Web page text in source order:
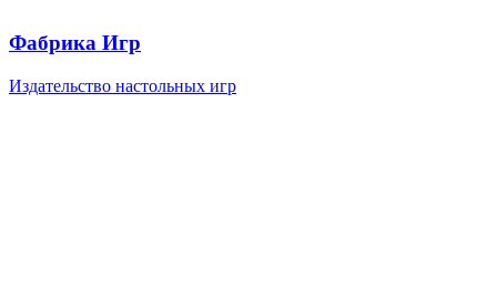
Фабрика Игр
Издательство настольных игр